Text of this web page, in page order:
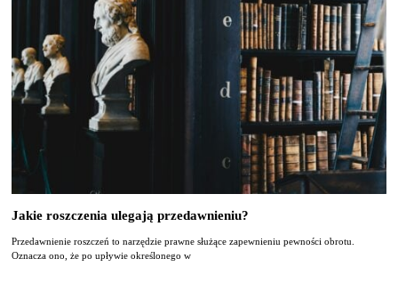
Jakie roszczenia ulegają przedawnieniu?
Przedawnienie roszczeń to narzędzie prawne służące zapewnieniu pewności obrotu.
Oznacza ono, że po upływie określonego w